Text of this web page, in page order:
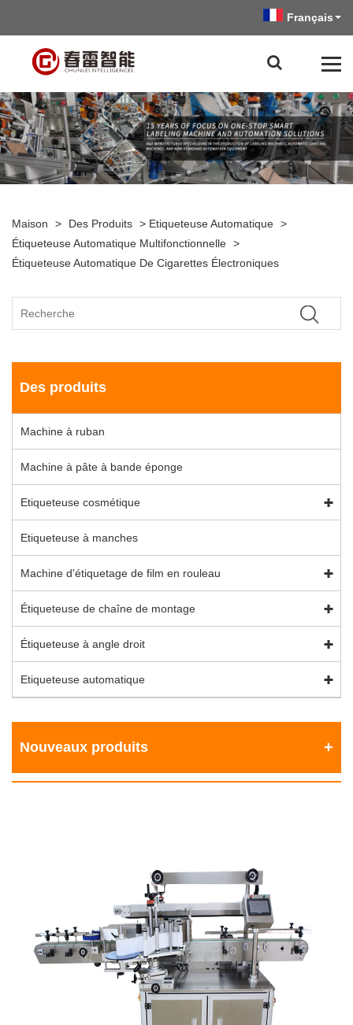
Français
Maison > Des Produits > Etiqueteuse Automatique >
Étiqueteuse Automatique Multifonctionnelle >
Étiqueteuse Automatique De Cigarettes Électroniques
Des produits
Machine à ruban
Machine à pâte à bande éponge
Etiqueteuse cosmétique
Etiqueteuse à manches
Machine d'étiquetage de film en rouleau
Étiqueteuse de chaîne de montage
Étiqueteuse à angle droit
Etiqueteuse automatique
Nouveaux produits